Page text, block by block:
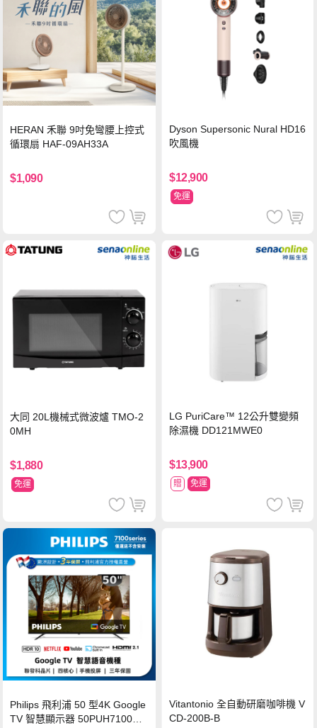
HERAN 禾聯 9吋免彎腰上控式
循環扇 HAF-09AH33A
$1,090
Dyson Supersonic Nural HD16
吹風機
$12,900
免運
大同 20L機械式微波爐 TMO-2
0MH
$1,880
免運
LG PuriCare™ 12公升雙變頻
除濕機 DD121MWE0
$13,900
贈 免運
Philips 飛利浦 50 型4K Google
TV 智慧顯示器 50PUH7100
Vitantonio 全自動研磨咖啡機 V
CD-200B-B